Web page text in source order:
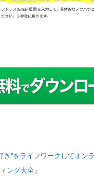
き”をライフワークしてオン
ング大全』